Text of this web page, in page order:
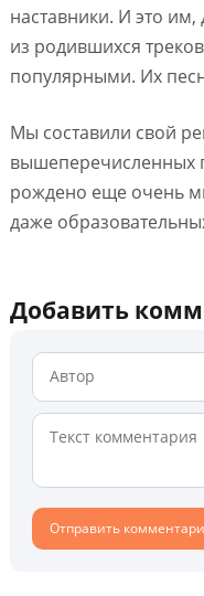
наставники. И это
из родившихся
популярными. Их
Мы составили свой
вышеперечисленных
рождено еще очень
даже
Добавить